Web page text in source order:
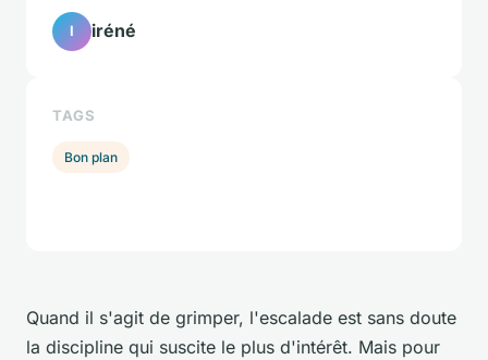
Quand il s'agit de grimper, l'escalade est sans doute
la discipline qui suscite le plus d'intérêt. Mais pour
I iréné
TAGS
Bon plan